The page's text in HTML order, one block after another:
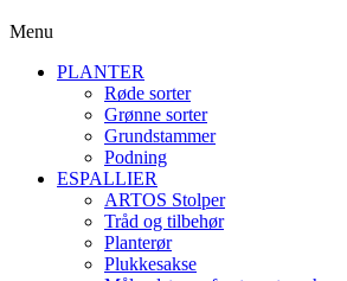
Menu
PLANTER
Røde sorter
Grønne sorter
Grundstammer
Podning
ESPALLIER
ARTOS Stolper
Tråd og tilbehør
Planterør
Plukkesakse